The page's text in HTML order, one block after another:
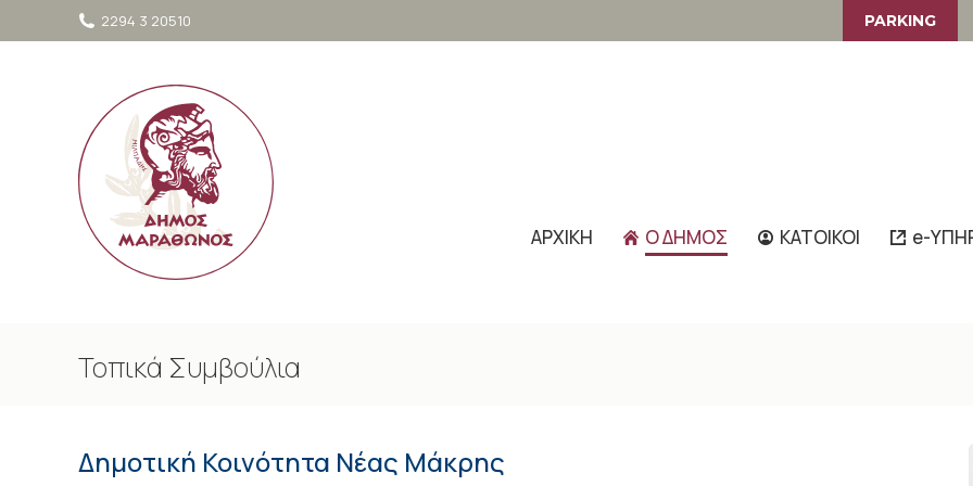
περιεχόμενο2294 3 20510 PARKING
ΑΡΧΙΚΗ Ο ΔΗΜΟΣ ΚΑΤΟΙΚΟΙ e-
Τοπικά Συμβούλια
Δημοτική Κοινότητα Νέας Μάκρης